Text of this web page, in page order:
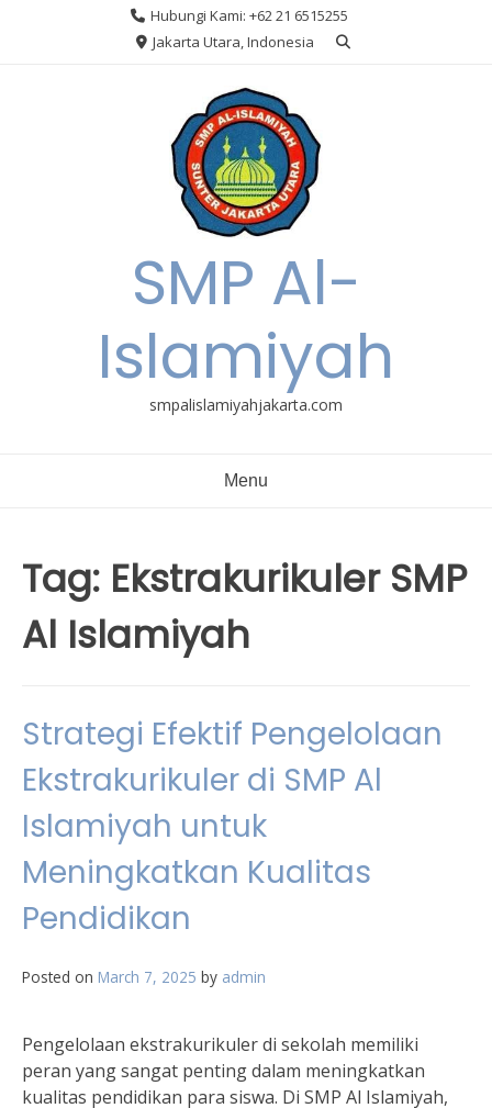
Hubungi Kami: +62 21 6515255
Jakarta Utara, Indonesia
SMP Al-
Islamiyah
smpalislamiyahjakarta.com
Menu
Tag: Ekstrakurikuler SMP
Al Islamiyah
Strategi Efektif Pengelolaan
Ekstrakurikuler di SMP Al
Islamiyah untuk
Meningkatkan Kualitas
Pendidikan
Posted on March 7, 2025 by admin
Pengelolaan ekstrakurikuler di sekolah memiliki
peran yang sangat penting dalam meningkatkan
kualitas pendidikan para siswa. Di SMP Al Islamiyah,